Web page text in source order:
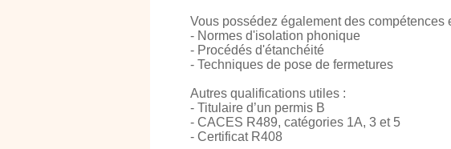
Vous possédez également des compétences
- Normes d'isolation phonique
- Procédés d'étanchéité
- Techniques de pose de fermetures
Autres qualifications utiles :
- Titulaire d’un permis B
- CACES R489, catégories 1A, 3 et 5
- Certificat R408